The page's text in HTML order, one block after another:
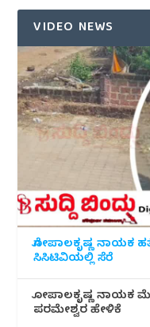
VIDEO NEWS
ಗೋಪಾಲಕೃಷ್ಣ ನಾಯಕ
ಸಿಸಿಟಿವಿಯಲ್ಲಿ ಸೆರೆ
ಗೋಪಾಲಕೃಷ್ಣ ನಾಯಕ
ಪರಮೇಶ್ವರ ಹೇಳಿಕೆ